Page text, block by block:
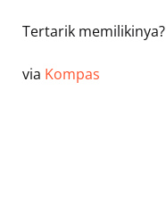
Tertarik memilikinya?
via Kompas